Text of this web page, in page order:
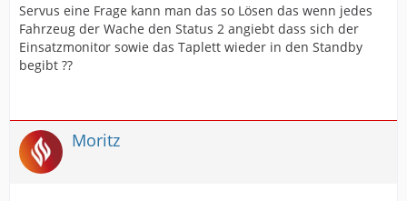
Servus eine Frage kann man das so Lösen das wenn jedes
Fahrzeug der Wache den Status 2 angiebt dass sich der
Einsatzmonitor sowie das Taplett wieder in den Standby
begibt ??
Moritz